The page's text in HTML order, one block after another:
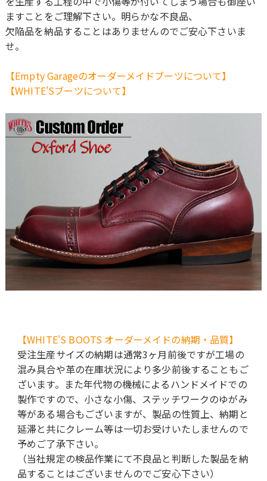
ますことをご理解下さい。明らかな不良品、
欠陥品を納品することはありませんのでご安心下さいま
せ。
【Empty Garageのオーダーメイドブーツについて】
【WHITE'Sブーツについて】
【WHITE'S BOOTS オーダーメイドの納期・品質】
受注生産サイズの納期は通常3ヶ月前後ですが工場の
混み具合や革の在庫状況により多少前後することもご
ざいます。また年代物の機械によるハンドメイドでの
製作ですので、小さな小傷、ステッチワークのゆがみ
等がある場合もございますが、製品の性質上、納期と
延滞と共にクレーム等は一切お受けいたしませんので
予めご了承下さい。
（当社規定の検品作業にて不良品と判断した製品を納
品することはございませんのでご安心下さい）